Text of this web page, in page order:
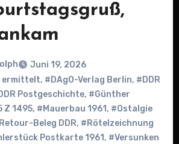
Juni 19, 2026
, #DAgO-Verlag Berlin, #DDR
Postgeschichte, #Günther
Z 1495, #Mauerbau 1961, #Ostalgie
Beleg DDR, #Rötelzeichnung
Postkarte 1961, #Versunken